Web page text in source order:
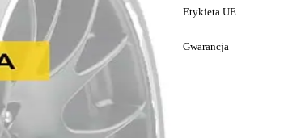
Etykieta UE
Gwarancja